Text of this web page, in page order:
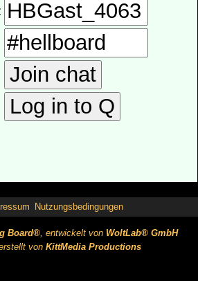
Nutzungsbedingungen
Board®, entwickelt von WoltLab® GmbH
von KittMedia Productions